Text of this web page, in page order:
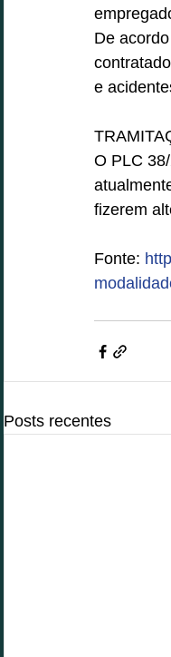
De
e
O PLC
fizerem
Fonte:
Posts recentes